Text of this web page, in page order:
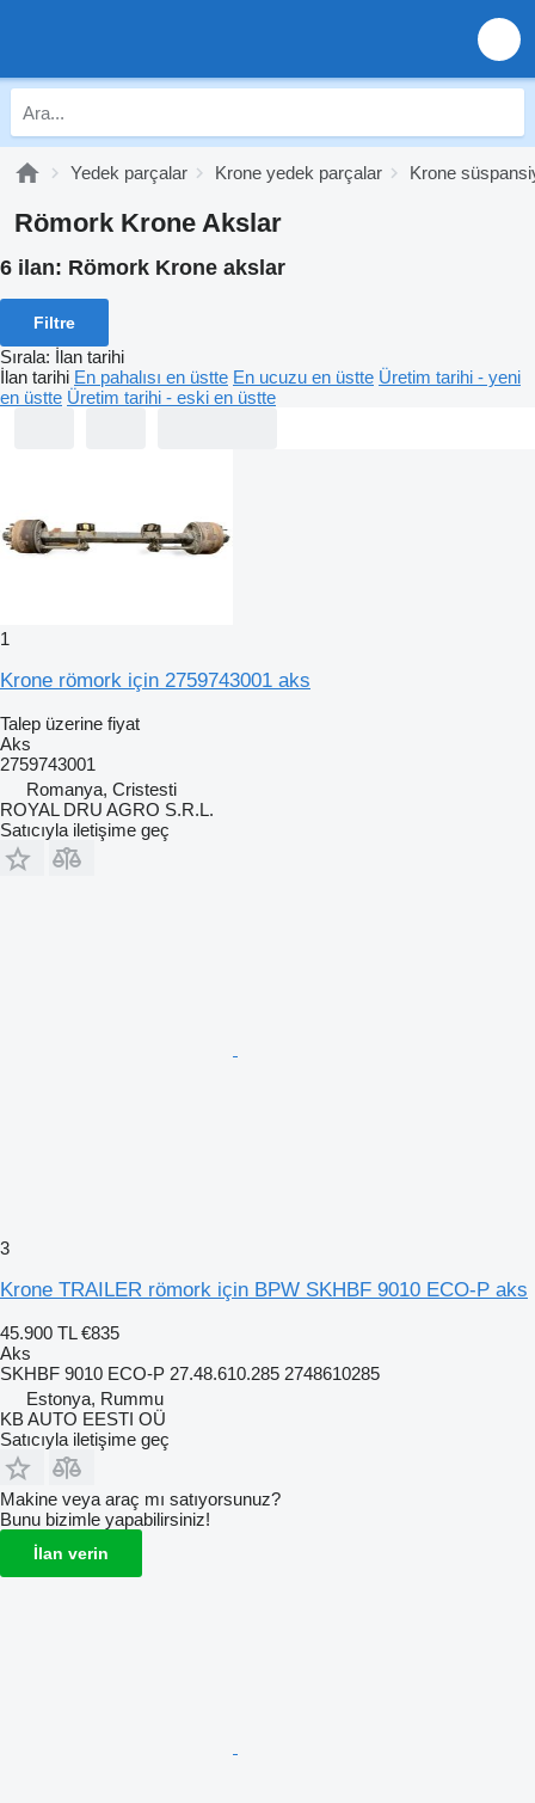
Yedek parçalar Krone yedek parçalar Krone
Römork Krone Akslar
6 ilan: Römork Krone akslar
Filtre
Sırala: İlan tarihi
İlan tarihi En pahalısı en üstte En ucuzu en üstte Üretim tarihi - yeni
en üstte Üretim tarihi - eski en üstte
1
Krone römork için 2759743001 aks
Talep üzerine fiyat
Aks
2759743001
Romanya, Cristesti
ROYAL DRU AGRO S.R.L.
Satıcıyla iletişime geç
3
Krone TRAILER römork için BPW SKHBF 9010 ECO-P aks
45.900 TL €835
Aks
SKHBF 9010 ECO-P 27.48.610.285 2748610285
Estonya, Rummu
KB AUTO EESTI OÜ
Satıcıyla iletişime geç
Makine veya araç mı satıyorsunuz?
Bunu bizimle yapabilirsiniz!
İlan verin